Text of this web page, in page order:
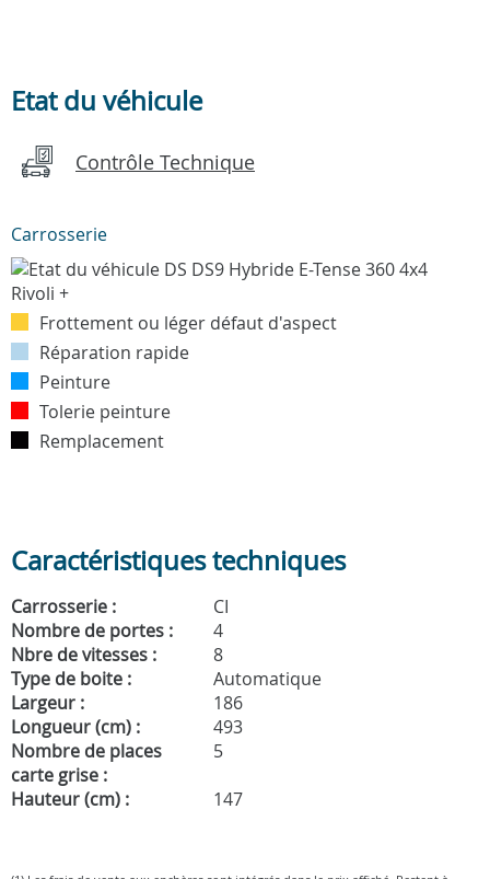
Etat du véhicule
Contrôle Technique
Carrosserie
Frottement ou léger défaut d'aspect
Réparation rapide
Peinture
Tolerie peinture
Remplacement
Caractéristiques techniques
Carrosserie :
CI
Nombre de portes :
4
Nbre de vitesses :
8
Type de boite :
Automatique
Largeur :
186
Longueur (cm) :
493
Nombre de places
carte grise :
5
Hauteur (cm) :
147